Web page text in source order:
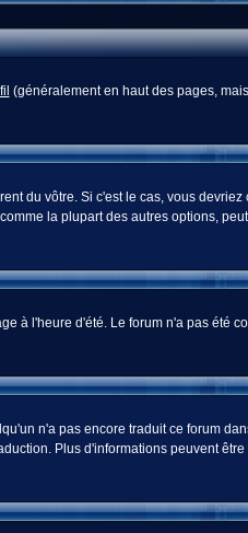
(généralement en haut des pages,
du vôtre. Si c'est le cas, vous
la plupart des autres options,
à l'heure d'été. Le forum n'a pas été
n'a pas encore traduit ce forum
Plus d'informations peuvent